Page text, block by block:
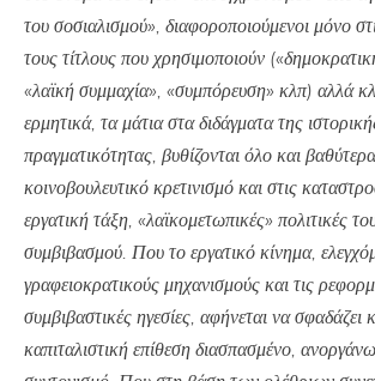
του σοσιαλισμού», διαφοροποιούμενοι μόνο
τους τίτλους που χρησιμοποιούν
«λαϊκή συμμαχία», «συμπόρευση» κλπ) αλλά
ερμητικά, τα μάτια στα διδάγματα της
πραγματικότητας, βυθίζονται όλο και
κοινοβουλευτικό κρετινισμό και στις
εργατική τάξη, «λαϊκομετωπικές» πολιτικές
συμβιβασμού. Που το εργατικό κίνημα,
γραφειοκρατικούς μηχανισμούς και τις
συμβιβαστικές ηγεσίες, αφήνεται να
καπιταλιστική επίθεση διασπασμένο,